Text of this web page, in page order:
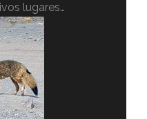
lugares…